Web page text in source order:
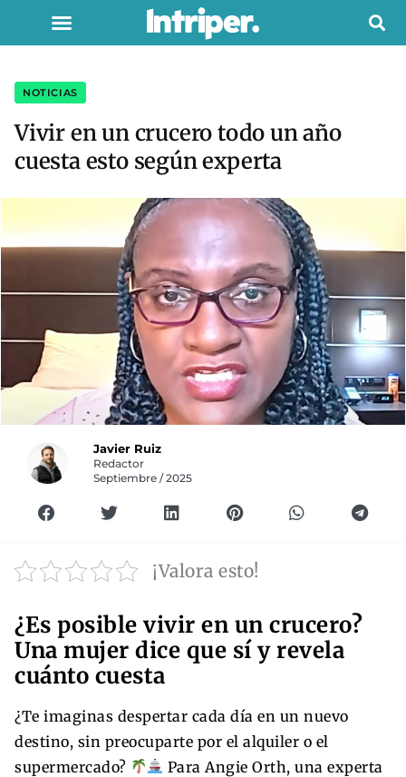
NOTICIAS
Vivir en un crucero todo un año
cuesta esto según experta
Javier Ruiz
Redactor
Septiembre / 2025
¡Valora esto!
¿Es posible vivir en un crucero?
Una mujer dice que sí y revela
cuánto cuesta
¿Te imaginas despertar cada día en un nuevo
destino, sin preocuparte por el alquiler o el
supermercado?
Para Angie Orth, una experta